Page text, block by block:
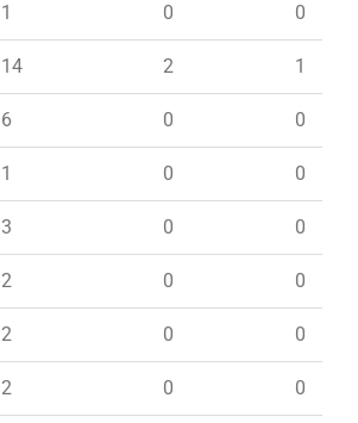
1 0 0
14 2 1
6 0 0
1 0 0
3 0 0
2 0 0
2 0 0
2 0 0